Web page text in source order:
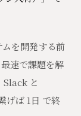
を開発する前
速で課題を解
Slack と
げば 1日 で終